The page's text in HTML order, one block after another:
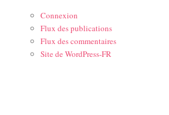
Connexion
Flux des publications
Flux des commentaires
Site de WordPress-FR